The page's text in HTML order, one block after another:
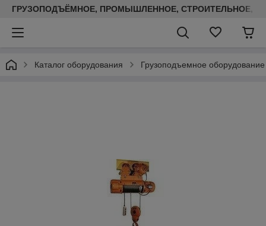
ГРУЗОПОДЪЁМНОЕ, ПРОМЫШЛЕННОЕ, СТРОИТЕЛЬНОЕ,
Каталог оборудования Грузоподъемное оборудование